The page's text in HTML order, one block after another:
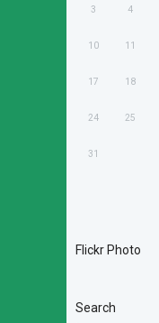
3 4
10 11
17 18
24 25
31
Flickr Photo
Search